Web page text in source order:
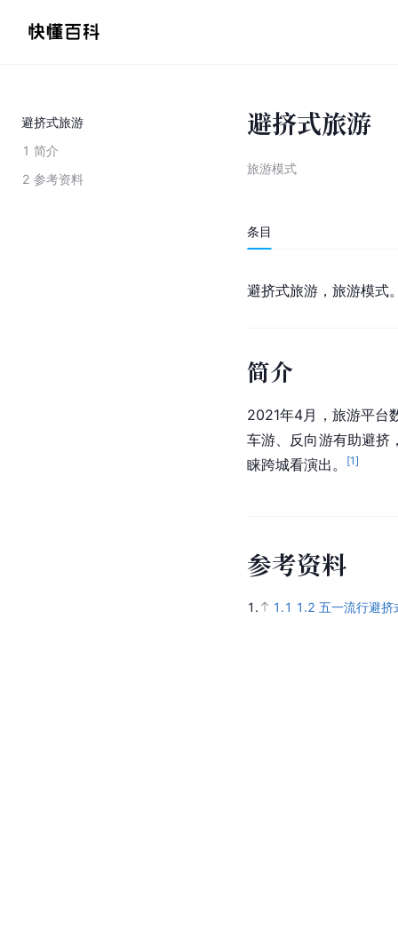
避挤式旅游
1 简介
2 参考资料
避挤式旅游
旅游模式
条目
避挤式旅游，旅游模式
简介
2021年4月，旅游平台
车游、反向游有助避挤
睐跨城看演出。
[1]
参考资料
1. 1.1 1.2 五一流行避挤